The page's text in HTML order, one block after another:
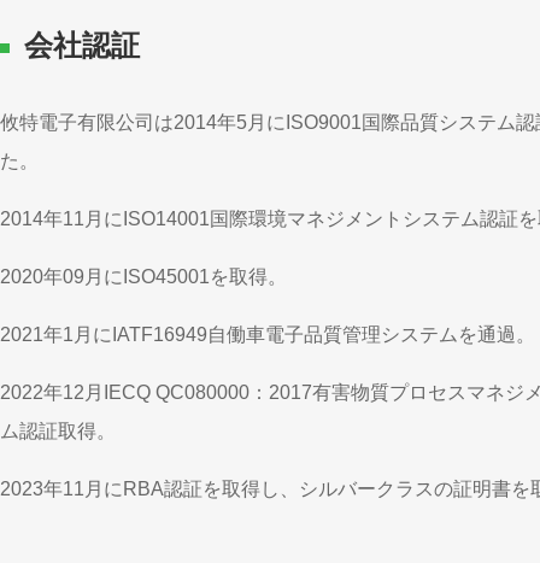
会社認証
攸特電子有限公司は2014年5月にISO9001国際品質システム
た。
2014年11月にISO14001国際環境マネジメントシステム認証
2020年09月にISO45001を取得。
2021年1月にIATF16949自働車電子品質管理システムを通過。
2022年12月IECQ QC080000：2017有害物質プロセスマネジ
ム認証取得。
2023年11月にRBA認証を取得し、シルバークラスの証明書を